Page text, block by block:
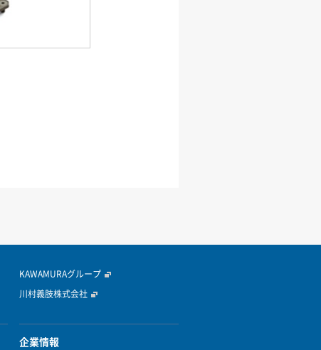
KAWAMURAグループ
川村義肢株式会社
企業情報